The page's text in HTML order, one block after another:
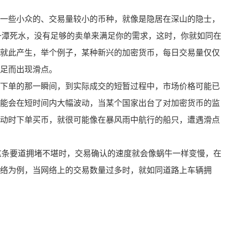
小众的、交易量较小的币种，就像是隐居在深山的隐士，
死水，没有足够的卖单来满足你的需求，这时，你就如同在
此产生，举个例子，某种新兴的加密货币，每日交易量仅仅
而出现滑点。
单的那一瞬间，到实际成交的短暂过程中，市场价格可能已
会在短时间内大幅波动，当某个国家出台了对加密货币的监
时下单买币，就很可能像在暴风雨中航行的船只，遭遇滑点
要道拥堵不堪时，交易确认的速度就会像蜗牛一样变慢，在
为例，当网络上的交易数量过多时，就如同道路上车辆拥